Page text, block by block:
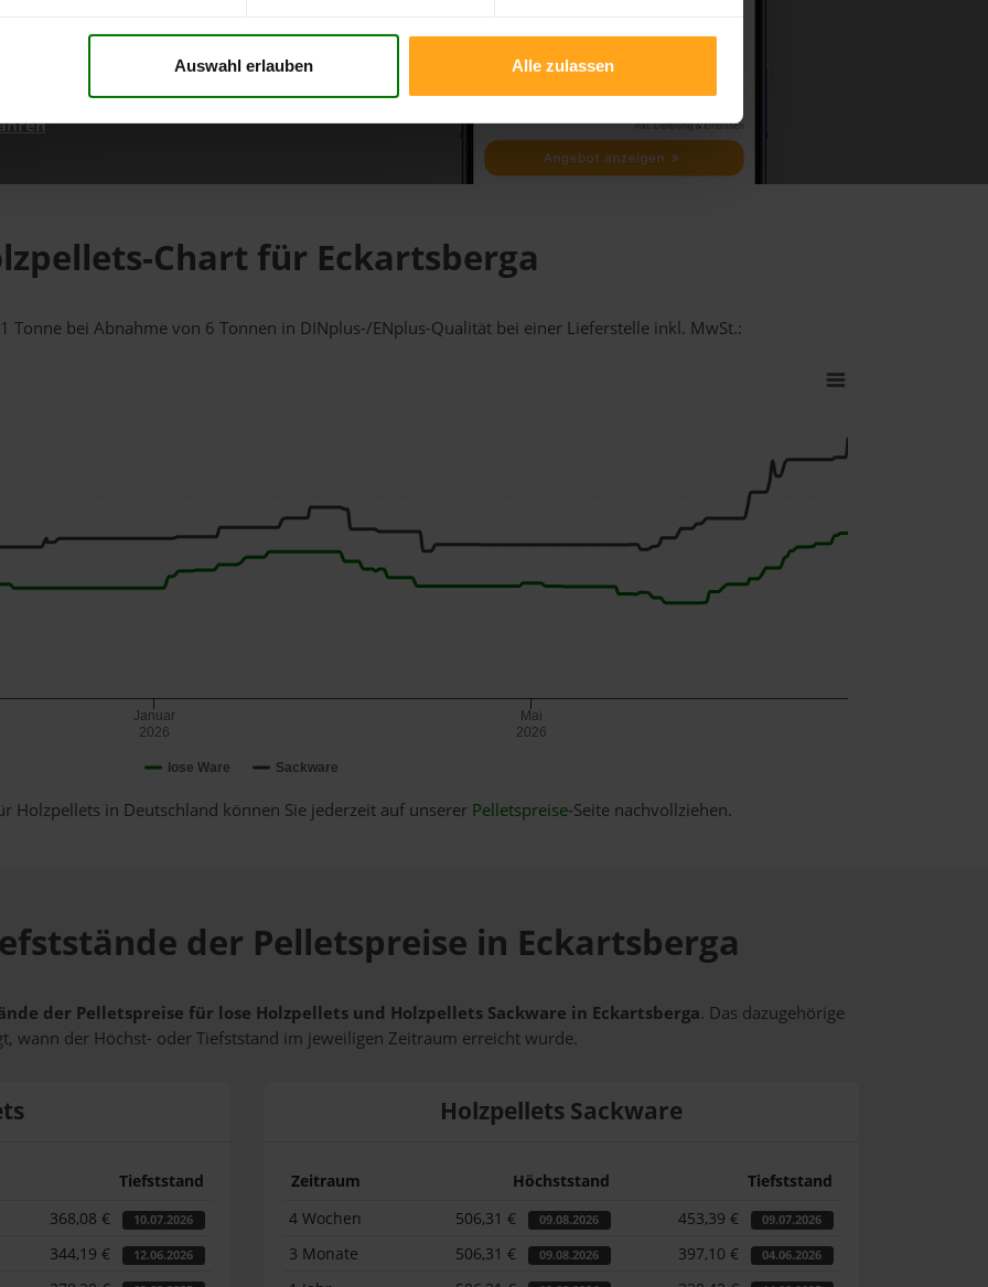
Auswahl erlauben Alle zulassen
Chart für Eckartsberga
Tonne bei Abnahmevon 6 Tonnen in DINplus-/ENplus-Qualität bei einer Lieferstelle inkl. MwSt.:
lose Ware Sackware
Januar
2026
Mai
2026
Holzpellets in Deutschland können Sie jederzeit auf unserer Pelletspreise-Seite nachvollziehen.
der Pelletspreise in Eckartsberga
der Pelletspreise für lose Holzpellets und Holzpellets Sackware in Eckartsberga. Das dazugehörige
wann der Höchst- oder Tiefststand im jeweiligen Zeitraum erreicht wurde.
Tiefststand
368,08 € 10.07.2026
344,19 € 12.06.2026
Holzpellets Sackware
Zeitraum Höchststand
Tiefststand
4 Wochen
506,31 € 09.08.2026 453,39 € 09.07.2026
3 Monate 506,31 € 09.08.2026 397,10 € 04.06.2026